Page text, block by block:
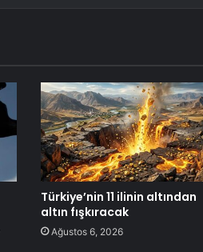
Türkiye’nin 11 ilinin altından
altın fışkıracak
Ağustos 6, 2026